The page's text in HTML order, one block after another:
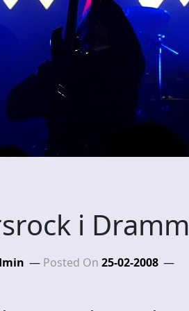
i
Posted On 25-02-2008